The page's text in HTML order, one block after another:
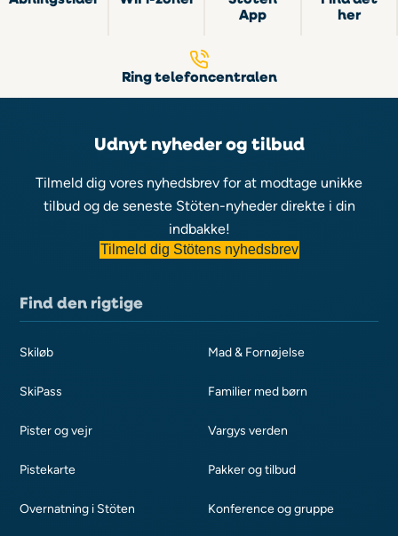
App
her
Ring telefoncentralen
Udnyt nyheder og tilbud
Tilmeld dig vores nyhedsbrev for at modtage unikke
tilbud og de seneste Stöten-nyheder direkte i din
indbakke!
Tilmeld dig Stötens nyhedsbrev
Find den rigtige
Skiløb
SkiPass
Pister og vejr
Pistekarte
Overnatning i Stöten
Mad & Fornøjelse
Familier med børn
Vargys verden
Pakker og tilbud
Konference og gruppe